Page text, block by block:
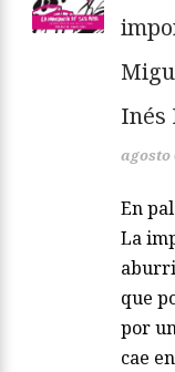
Inés
agosto
En
La
que
por
cae